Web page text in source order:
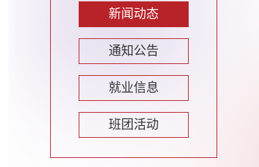
新闻动态
通知公告
就业信息
班团活动